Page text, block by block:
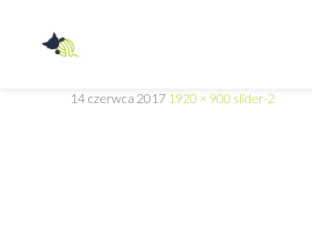
Weterynaryjna
14 czerwca 2017 1920 × 900 slider-2